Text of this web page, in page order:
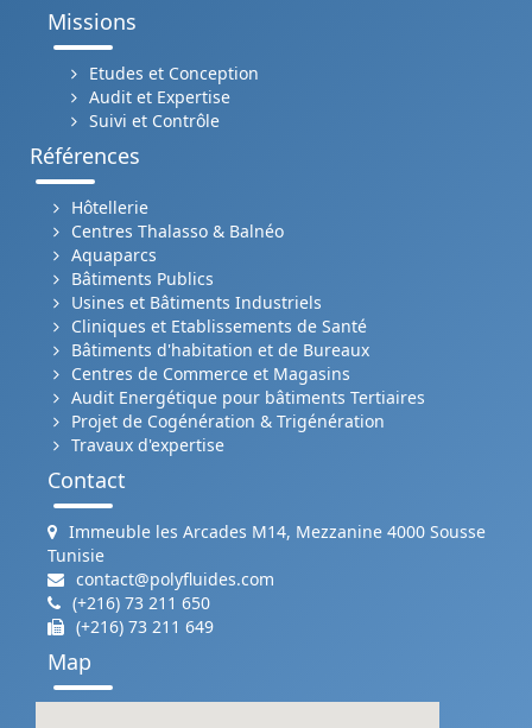
Missions
Etudes et Conception
Audit et Expertise
Suivi et Contrôle
Références
Hôtellerie
Centres Thalasso & Balnéo
Aquaparcs
Bâtiments Publics
Usines et Bâtiments Industriels
Cliniques et Etablissements de Santé
Bâtiments d'habitation et de Bureaux
Centres de Commerce et Magasins
Audit Energétique pour bâtiments Tertiaires
Projet de Cogénération & Trigénération
Travaux d'expertise
Contact
Immeuble les Arcades M14, Mezzanine 4000 Sousse
Tunisie
contact@polyfluides.com
(+216) 73 211 650
(+216) 73 211 649
Map